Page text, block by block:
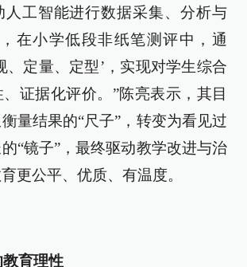
人工智能进行数据采集、分析与
在小学低段非纸笔测评中，通
、定量、定型’，实现对学生综合
证据化评价。”陈亮表示，其目
量结果的“尺子”，转变为看见过
“镜子”，最终驱动教学改进与治
更公平、优质、有温度。
育理性